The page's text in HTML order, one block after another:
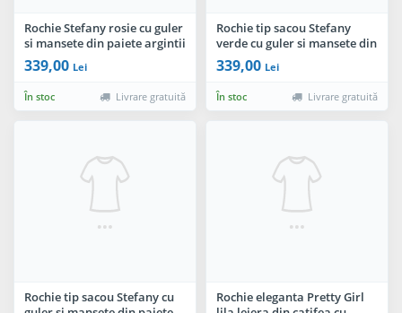
Rochie Stefany rosie cu guler
si mansete din paiete argintii
339,00 Lei
În stoc Livrare gratuită
Rochie tip sacou Stefany
verde cu guler si mansete din
paiete argintii
339,00 Lei
În stoc Livrare gratuită
Rochie tip sacou Stefany cu
Rochie eleganta Pretty Girl